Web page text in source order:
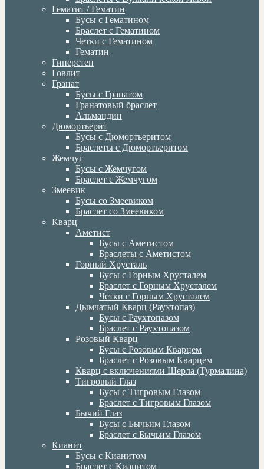
Гематит / Гематин
Бусы с Гематином
Браслет с Гематином
Четки с Гематином
Гематин
Гиперстен
Говлит
Гранат
Бусы с Гранатом
Гранатовый браслет
Альмандин
Дюмортьерит
Бусы с Дюмортьеритом
Браслеты с Дюмортьеритом
Жемчуг
Бусы с Жемчугом
Браслет с Жемчугом
Змеевик
Бусы со Змеевиком
Браслет со Змеевиком
Кварц
Аметист
Бусы с Аметистом
Браслеты с Аметистом
Горный Хрусталь
Бусы с Горным Хрусталем
Браслет с Горным Хрусталем
Четки с Горным Хрусталем
Дымчатый Кварц (Раухтопаз)
Бусы с Раухтопазом
Браслет с Раухтопазом
Розовый Кварц
Бусы с Розовым Кварцем
Браслет с Розовым Кварцем
Кварц с включениями Шерла (Турмалина)
Тигровый Глаз
Бусы с Тигровым Глазом
Браслет с Тигровым Глазом
Бычий Глаз
Бусы с Бычьим Глазом
Браслет с Бычьим Глазом
Кианит
Бусы с Кианитом
Браслет с Кианитом